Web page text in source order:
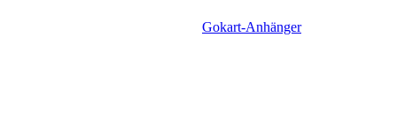
Gokart-Anhänger